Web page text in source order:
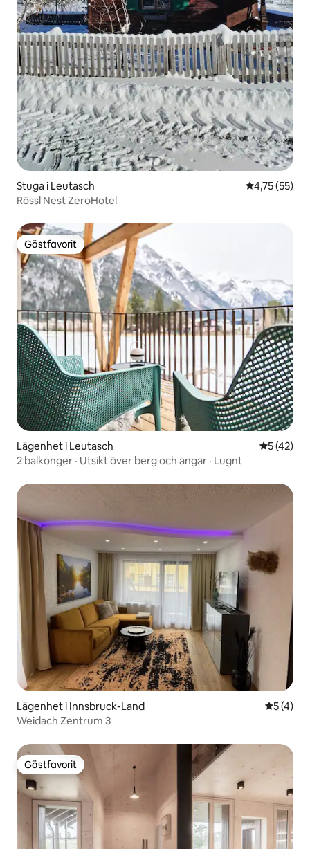
Stuga i Leutasch 4,75 av 5 i
4,75 (55)
Rössl Nest ZeroHotel
Gästfavorit
Gästfavorit
Lägenhet i Leutasch 5 av 5 i
5 (42)
2 balkonger · Utsikt över berg och ängar · Lugnt
Lägenhet i Innsbruck-Land 5 av 5 i
5 (4)
Weidach Zentrum 3
Gästfavorit
Gästfavorit